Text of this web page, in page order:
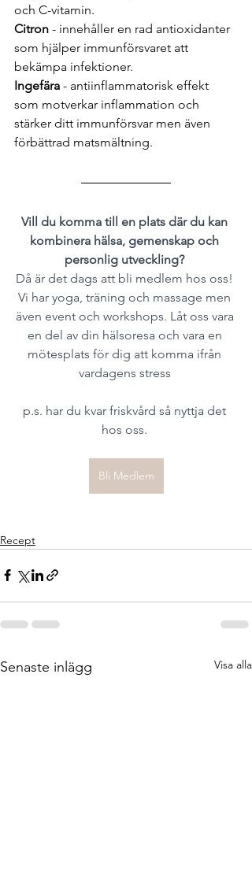
och C-vitamin.
Citron - innehåller en rad antioxidanter
som hjälper immunförsvaret att
bekämpa infektioner.
Ingefära - antiinflammatorisk effekt
som motverkar inflammation och
stärker ditt immunförsvar men även
förbättrad matsmältning.
Vill du komma till en plats där du kan
kombinera hälsa, gemenskap och
personlig utveckling?
Då är det dags att bli medlem hos oss!
Vi har yoga, träning och massage men
även event och workshops. Låt oss vara
en del av din hälsoresa och vara en
mötesplats för dig att komma ifrån
vardagens stress
p.s. har du kvar friskvård så nyttja det
hos oss.
Bli Medlem
Recept
Senaste inlägg Visa alla